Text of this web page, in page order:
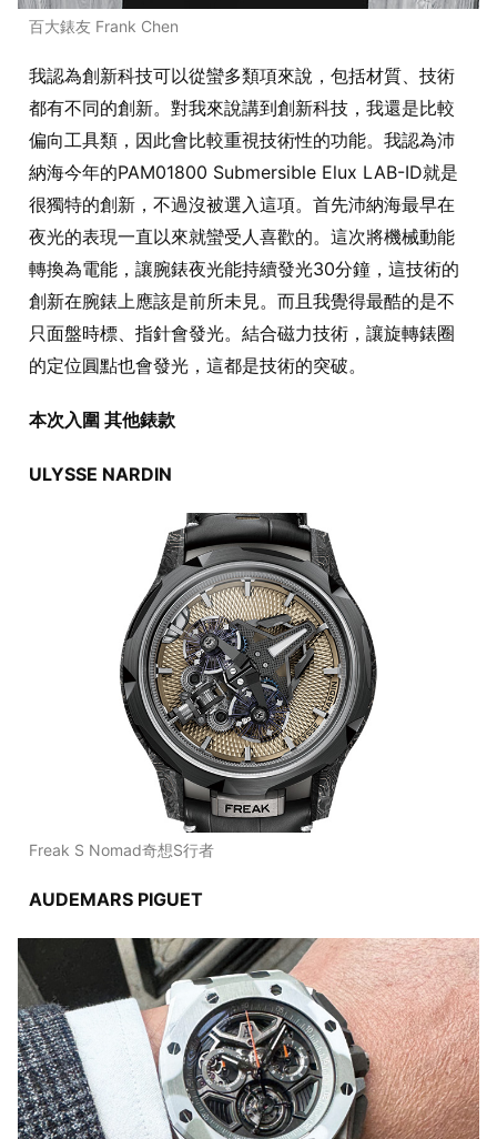
百大錶友 Frank Chen
我認為創新科技可以從蠻多類項來說，包括材質、技術
都有不同的創新。對我來說講到創新科技，我還是比較
偏向工具類，因此會比較重視技術性的功能。我認為沛
納海今年的PAM01800 Submersible Elux LAB-ID就是
很獨特的創新，不過沒被選入這項。首先沛納海最早在
夜光的表現一直以來就蠻受人喜歡的。這次將機械動能
轉換為電能，讓腕錶夜光能持續發光30分鐘，這技術的
創新在腕錶上應該是前所未見。而且我覺得最酷的是不
只面盤時標、指針會發光。結合磁力技術，讓旋轉錶圈
的定位圓點也會發光，這都是技術的突破。
本次入圍 其他錶款
ULYSSE NARDIN
Freak S Nomad奇想S行者
AUDEMARS PIGUET